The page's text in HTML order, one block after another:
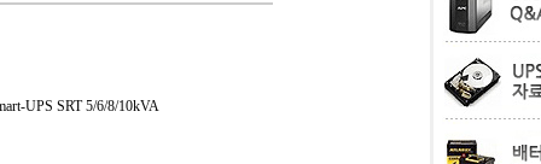
UPS SRT 5/6/8/10kVA